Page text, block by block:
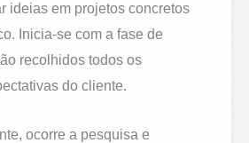
ideias em projetos concretos
Inicia-se com a fase de
recolhidos todos os
do cliente.
ocorre a pesquisa e